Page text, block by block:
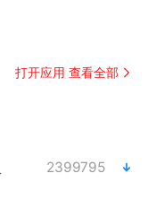
打开应用 查看全部
2399795